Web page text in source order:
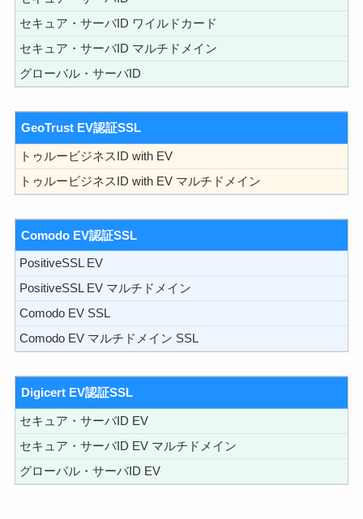
セキュア・サーバID ワイルドカード
セキュア・サーバID マルチドメイン
グローバル・サーバID
GeoTrust EV認証SSL
トゥルービジネスID with EV
トゥルービジネスID with EV マルチドメイン
Comodo EV認証SSL
PositiveSSL EV
PositiveSSL EV マルチドメイン
Comodo EV SSL
Comodo EV マルチドメイン SSL
Digicert EV認証SSL
セキュア・サーバID EV
セキュア・サーバID EV マルチドメイン
グローバル・サーバID EV